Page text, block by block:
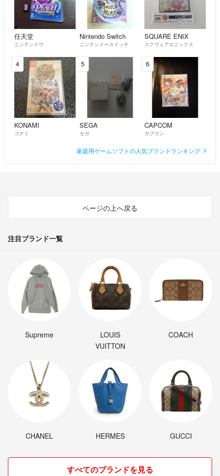
任天堂
ニンテンドウ
Nintendo Switch
ニンテンドースイッチ
SQUARE ENIX
スクウェアエニックス
4
KONAMI
コナミ
5
SEGA
セガ
6
CAPCOM
カプコン
家庭用ゲームソフトの人気ブランドランキング
ページの上へ戻る
注目ブランド一覧
Supreme
LOUIS
VUITTON
COACH
CHANEL HERMES GUCCI
すべてのブランドを見る